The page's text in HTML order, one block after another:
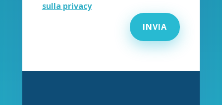
sulla privacy
INVIA